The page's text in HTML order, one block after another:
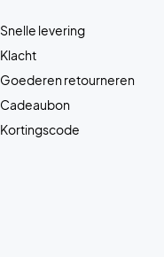
Snelle levering
Klacht
Goederen retourneren
Cadeaubon
Kortingscode